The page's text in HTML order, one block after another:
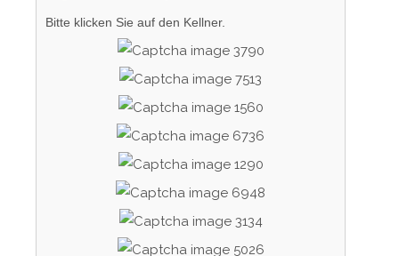
Bitte klicken Sie auf den Kellner.